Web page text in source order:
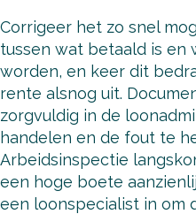
Corrigeer het zo snel
tussen wat betaald is en
worden, en keer dit
rente alsnog uit.
zorgvuldig in de
handelen en de fout te
Arbeidsinspectie
een hoge boete
een loonspecialist in om